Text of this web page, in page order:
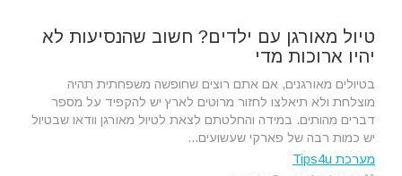
טיול מאורגן עם ילדים? חשוב שהנסיעות לא
יהיו ארוכות מדי
בטיולים מאורגנים, אם אתם רוצים שחופשה משפחתית תהיה
מוצלחת ולא תיאלצו לחזור מרוטים לארץ יש להקפיד על מספר
דברים מהותים. במידה והחלטתם לצאת לטיול מאורגן וודאו שבטיול
יש כמות רבה של פארקי שעשועים...
מערכת Tips4u